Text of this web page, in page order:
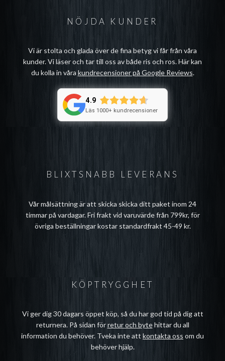
BLIXTSNABB LEVERANS
Vår målsättning är att skicka skicka ditt paket inom 24
timmar på vardagar. Fri frakt vid varuvärde från 799kr, för
övriga beställningar kostar standardfrakt 45-49 kr.
NÖJDA KUNDER
Vi är stolta och glada över de fina betyg vi får från våra
kunder. Vi läser och tar till oss av både ris och ros. Här kan
du kolla in våra kundrecensioner på Google Reviews.
4.9
Läs 1000+ kundrecensioner
KÖPTRYGGHET
Vi ger dig 30 dagars öppet köp, så du har god tid på dig att
returnera. På sidan förretur och bytehittar du all
information du behöver. Tveka inte att kontakta oss om du
behöver hjälp.